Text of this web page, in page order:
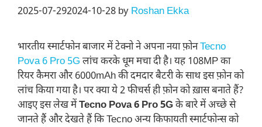
2025-07-292024-10-28 by Roshan Ekka
भारतीय स्मार्टफोन बाजार में टेक्नो ने अपना नया फ़ोनTecno
Pova 6 Pro 5G लांच करके धूम मचा दी है। यह 108MP का
रियर कैमरा और 6000mAh की दमदार बैटरी के साथ इस फ़ोन को
लांच किया गया है। पर क्या ये 2 फीचर्स ही फ़ोन को ख़ास बनाते हैं?
आइए इस लेख मेंTecno Pova 6 Pro 5Gके बारे में अच्छे से
जानते हैं और देखते हैं कि Tecno अन्य किफायती स्मार्टफोन्स को